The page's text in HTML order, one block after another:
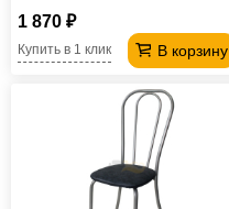
1 870 ₽
В корзину
Купить в 1 клик